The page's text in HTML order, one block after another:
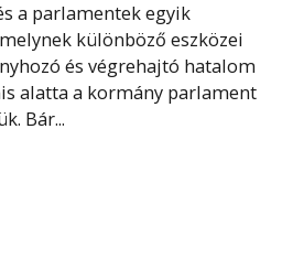
a parlamentek egyik
különböző eszközei
és végrehajtó hatalom
alatta a kormány parlament
Bár...